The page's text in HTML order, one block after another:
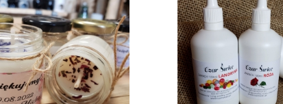
do koszyka do koszyka